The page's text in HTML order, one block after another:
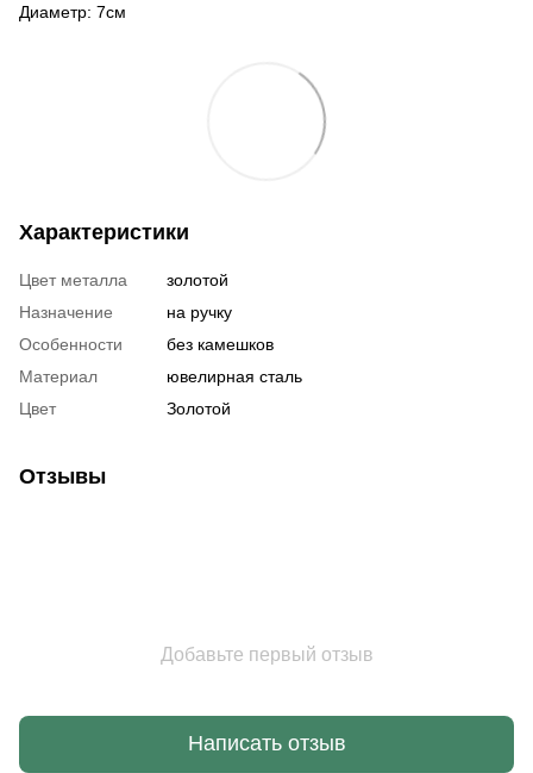
Диаметр: 7см
Характеристики
Цвет металла
золотой
Назначение
на ручку
Особенности
без камешков
Материал
ювелирная сталь
Цвет
Золотой
Отзывы
Добавьте первый отзыв
Написать отзыв